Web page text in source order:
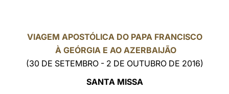
中文
LATINE
VIAGEM APOSTÓLICA DO PAPA FRANCISCO
À GEÓRGIA E AO AZERBAIJÃO
(30 DE SETEMBRO - 2 DE OUTUBRO DE 2016)
SANTA MISSA